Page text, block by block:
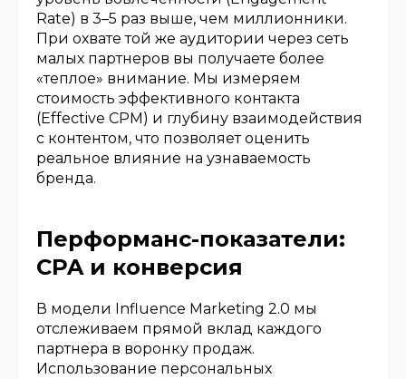
Rate) в 3–5 раз выше, чем миллионники.
При охвате той же аудитории через сеть
малых партнеров вы получаете более
«теплое» внимание. Мы измеряем
стоимость эффективного контакта
(Effective CPM) и глубину взаимодействия
с контентом, что позволяет оценить
реальное влияние на узнаваемость
бренда.
Перформанс-показатели:
CPA и конверсия
В модели Influence Marketing 2.0 мы
отслеживаем прямой вклад каждого
партнера в воронку продаж.
Использование персональных